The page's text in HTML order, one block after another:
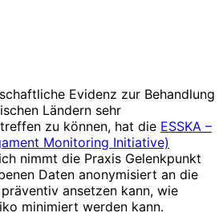
Evidenz zur Behandlung
Ländern sehr
zu können, hat die ESSKA –
Monitoring Initiative)
nimmt die Praxis Gelenkpunkt
Daten anonymisiert an die
ansetzen kann, wie
minimiert werden kann.